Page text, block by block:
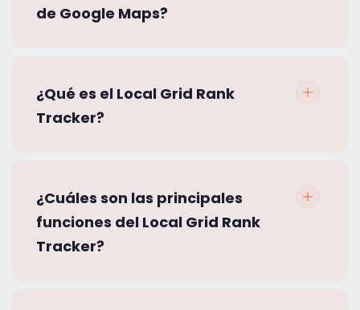
de Google Maps?
¿Qué es el Local Grid Rank
Tracker?
¿Cuáles son las principales
funciones del Local Grid Rank
Tracker?